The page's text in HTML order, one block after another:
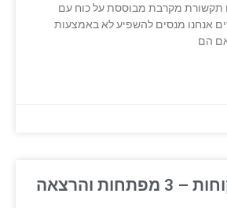
תקשורת מקרבת מבוססת על כוח עם
אנחנו מנסים להשפיע לא באמצעות
הם
יחסים עם לקוחות – 3 מפתחות והרצאה